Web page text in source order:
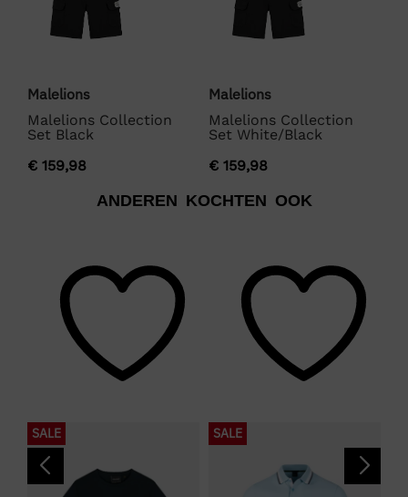
Kleurgroep
Black
Malelions Collection Cargo Shorts
Kleurnummer
10
Seizoen
Kleurgroep
Black
Malelions
Malelions Collection
Set Black
€ 159,98
Malelions
Malelions Collection
Set White/Black
€ 159,98
ANDEREN KOCHTEN OOK
SALE SALE